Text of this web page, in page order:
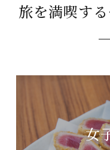
旅を満喫す
女